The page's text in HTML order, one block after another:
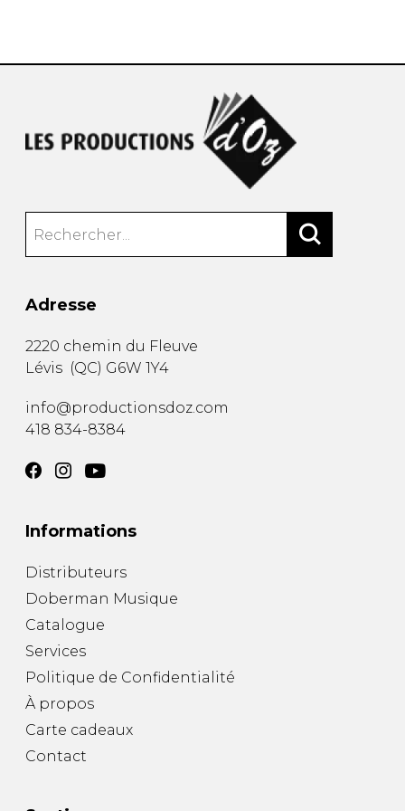
Adresse
2220 chemin du Fleuve
Lévis (QC) G6W 1Y4
info@productionsdoz.com
418 834-8384
Informations
Distributeurs
Doberman Musique
Catalogue
Services
Politique de Confidentialité
À propos
Carte cadeaux
Contact